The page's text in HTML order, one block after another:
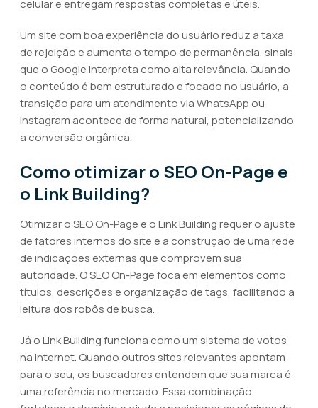
celular e entregam respostas completas e úteis.
Um site com boa experiência do usuário reduz a taxa
de rejeição e aumenta o tempo de permanência, sinais
que o Google interpreta como alta relevância. Quando
o conteúdo é bem estruturado e focado no usuário, a
transição para um atendimento via WhatsApp ou
Instagram acontece de forma natural, potencializando
a conversão orgânica.
Como otimizar o SEO On-Page e
o Link Building?
Otimizar o SEO On-Page e o Link Building requer o ajuste
de fatores internos do site e a construção de uma rede
de indicações externas que comprovem sua
autoridade. O SEO On-Page foca em elementos como
títulos, descrições e organização de tags, facilitando a
leitura dos robôs de busca.
Já o Link Building funciona como um sistema de votos
na internet. Quando outros sites relevantes apontam
para o seu, os buscadores entendem que sua marca é
uma referência no mercado. Essa combinação